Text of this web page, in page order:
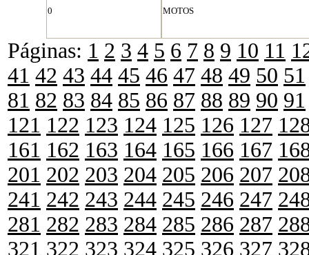
0 MOTOS
Páginas: 1 2 3 4 5 6 7 8 9 10 11
41 42 43 44 45 46 47 48 49 50 51
81 82 83 84 85 86 87 88 89 90 91
121 122 123 124 125 126 127
161 162 163 164 165 166 167
201 202 203 204 205 206 207
241 242 243 244 245 246 247
281 282 283 284 285 286 287
321 322 323 324 325 326 327